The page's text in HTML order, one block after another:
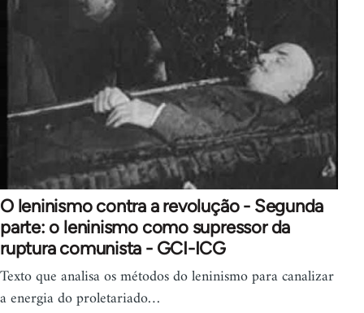
O leninismo contra a revolução - Segunda
parte: o leninismo como supressor da
ruptura comunista - GCI-ICG
Texto que analisa os métodos do leninismo para canalizar
a energia do proletariado…